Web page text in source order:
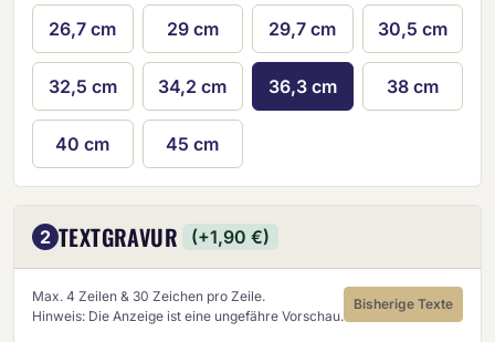
26,7 cm 29 cm 29,7 cm 30,5 cm
32,5 cm 34,2 cm 36,3 cm 38 cm
40 cm 45 cm
2 TEXTGRAVUR (+1,90 €)
Max. 4 Zeilen & 30 Zeichen pro Zeile.
Hinweis: Die Anzeige ist eine ungefähre Vorschau.
Bisherige Texte